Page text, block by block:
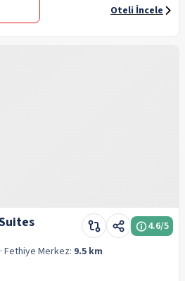
Oteli İncele
4.6/5
· Fethiye Merkez: 9.5 km